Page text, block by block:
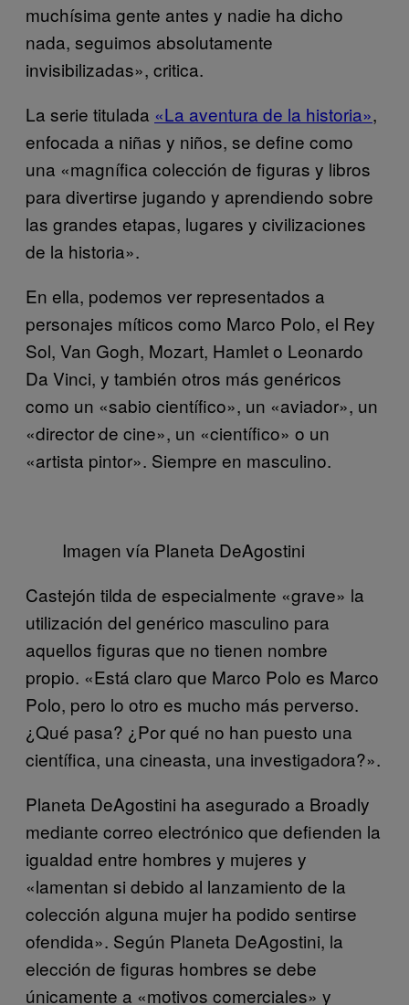
muchísima gente antes y nadie ha dicho
nada, seguimos absolutamente
invisibilizadas», critica.
La serie titulada «La aventura de la historia»,
enfocada a niñas y niños, se define como
una «magnífica colección de figuras y libros
para divertirse jugando y aprendiendo sobre
las grandes etapas, lugares y civilizaciones
de la historia».
En ella, podemos ver representados a
personajes míticos como Marco Polo, el Rey
Sol, Van Gogh, Mozart, Hamlet o Leonardo
Da Vinci, y también otros más genéricos
como un «sabio científico», un «aviador», un
«director de cine», un «científico» o un
«artista pintor». Siempre en masculino.
Imagen vía Planeta DeAgostini
Castejón tilda de especialmente «grave» la
utilización del genérico masculino para
aquellos figuras que no tienen nombre
propio. «Está claro que Marco Polo es Marco
Polo, pero lo otro es mucho más perverso.
¿Qué pasa? ¿Por qué no han puesto una
científica, una cineasta, una investigadora?».
Planeta DeAgostini ha asegurado a Broadly
mediante correo electrónico que defienden la
igualdad entre hombres y mujeres y
«lamentan si debido al lanzamiento de la
colección alguna mujer ha podido sentirse
ofendida». Según Planeta DeAgostini, la
elección de figuras hombres se debe
únicamente a «motivos comerciales» y